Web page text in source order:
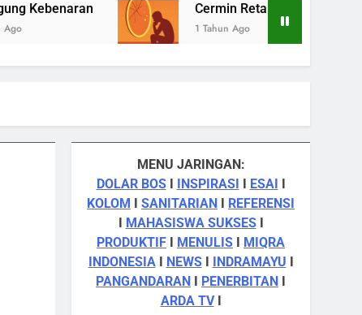
Cermin Retak
1 Tahun Ago 1 Tahun Ago
MENU JARINGAN:
DOLAR BOSI INSPIRASI I ESAI I
KOLOM I SANITARIAN I REFERENSI
I MAHASISWA SUKSESI
PRODUKTIF I MENULIS I MIQRA
INDONESIAI NEWSI INDRAMAYU I
PANGANDARAN I PENERBITAN I
ARDA TVI